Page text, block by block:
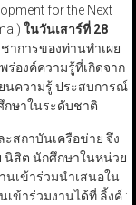
for the Next
ในวันเสาร์ที่ 28
าการของท่านทำเผย
ร่องค์ความรู้ที่เกิดจาก
นความรู้ ประสบการณ์
กษาในระดับชาติ
สถาบันเครือข่าย จึง
นิสิต นักศึกษาในหน่วย
นเข้าร่วมนำเสนอใน
ข้าร่วมงานได้ที่ ลิ้งค์ :